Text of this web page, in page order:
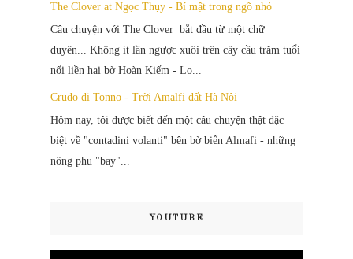
The Clover at Ngọc Thụy - Bí mật trong ngõ nhỏ
Câu chuyện với The Clover bắt đầu từ một chữ
duyên... Không ít lần ngược xuôi trên cây cầu trăm tuổi
nối liền hai bờ Hoàn Kiếm - Lo...
Crudo di Tonno - Trời Amalfi đất Hà Nội
Hôm nay, tôi được biết đến một câu chuyện thật đặc
biệt về "contadini volanti" bên bờ biển Almafi - những
nông phu "bay"...
YOUTUBE